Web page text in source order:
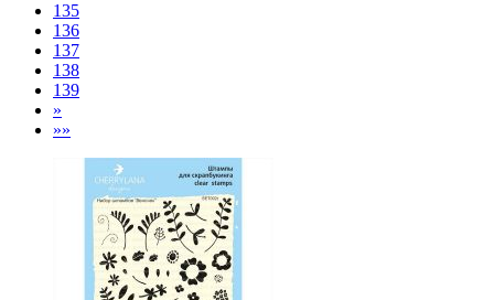
135
136
137
138
139
»
»»